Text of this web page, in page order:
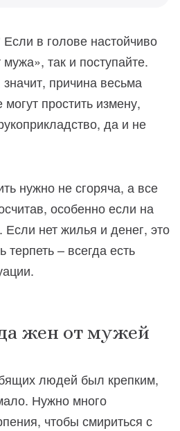
Если в голове настойчиво
так и поступайте.
причина весьма
простить измену,
да и не
нужно не сгоряча, а все
особенно если на
Если нет жилья и денег, это
– всегда есть
жен от мужей
людей был крепким,
Нужно много
чтобы смириться с